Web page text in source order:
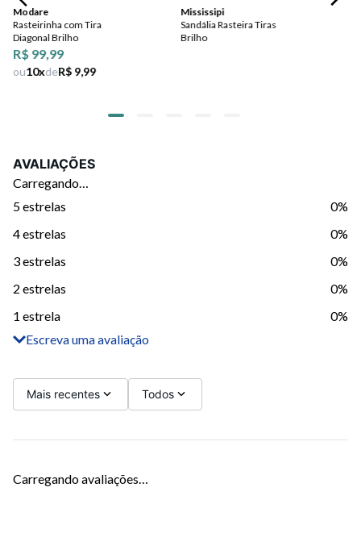
Modare
Rasteirinha com Tira
Diagonal Brilho
R$ 99,99
ou10xdeR$ 9,99
Mississipi
Sandália Rasteira Tiras
Brilho
AVALIAÇÕES
Carregando…
5 estrelas
0%
4 estrelas
0%
3 estrelas
0%
2 estrelas
0%
1 estrela
0%
Escreva uma avaliação
Título
Avalie o produto de 1 a 5 estrelas
Seu nome
Mais recentes Todos
Carregando avaliações…